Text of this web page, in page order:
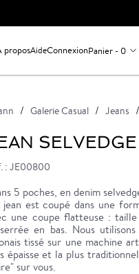
proposAideConnexionPanier - 0
Galerie Casual Jeans
: JE00800
5 poches, en denim
est coupé dans une
une coupe flatteuse :
en bas. Nous
tissé sur une machine
épaisse et la plus
sur vous.